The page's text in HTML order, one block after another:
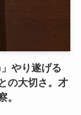
やり遂げる
の大切さ。才
。